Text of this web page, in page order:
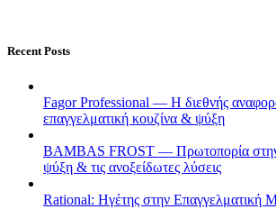
Recent Posts
Fagor Professional — Η διεθνής
επαγγελματική κουζίνα & ψύξη
BAMBAS FROST — Πρωτοπορία στην
ψύξη & τις ανοξείδωτες λύσεις
Rational: Ηγέτης στην Επαγγελματική